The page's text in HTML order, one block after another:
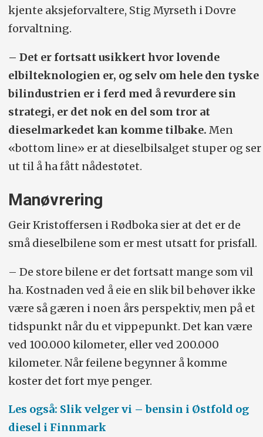
kjente aksjeforvaltere, Stig Myrseth i Dovre
forvaltning.
– Det er fortsatt usikkert hvor lovende
elbilteknologien er, og selv om hele den tyske
bilindustrien er i ferd med å revurdere sin
strategi, er det nok en del som tror at
dieselmarkedet kan komme tilbake. Men
«bottom line» er at dieselbilsalget stuper og ser
ut til å ha fått nådestøtet.
Manøvrering
Geir Kristoffersen i Rødboka sier at det er de
små dieselbilene som er mest utsatt for prisfall.
– De store bilene er det fortsatt mange som vil
ha. Kostnaden ved å eie en slik bil behøver ikke
være så gæren i noen års perspektiv, men på et
tidspunkt når du et vippepunkt. Det kan være
ved 100.000 kilometer, eller ved 200.000
kilometer. Når feilene begynner å komme
koster det fort mye penger.
Les også: Slik velger vi – bensin i Østfold og
diesel i Finnmark